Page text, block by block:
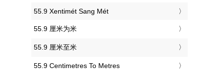
‎55.9 Xentimét Sang Mét
‎55.9 厘米为米
‎55.9 厘米至米
‎55.9 Centimetres To Metres